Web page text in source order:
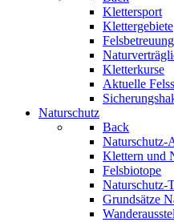
Klettersport
Klettergebiete
Kletterkurse
Aktuelle
Naturschutz
Back
Naturschutz-
Klettern und
Felsbiotope
Naturschutz-
Grundsätze